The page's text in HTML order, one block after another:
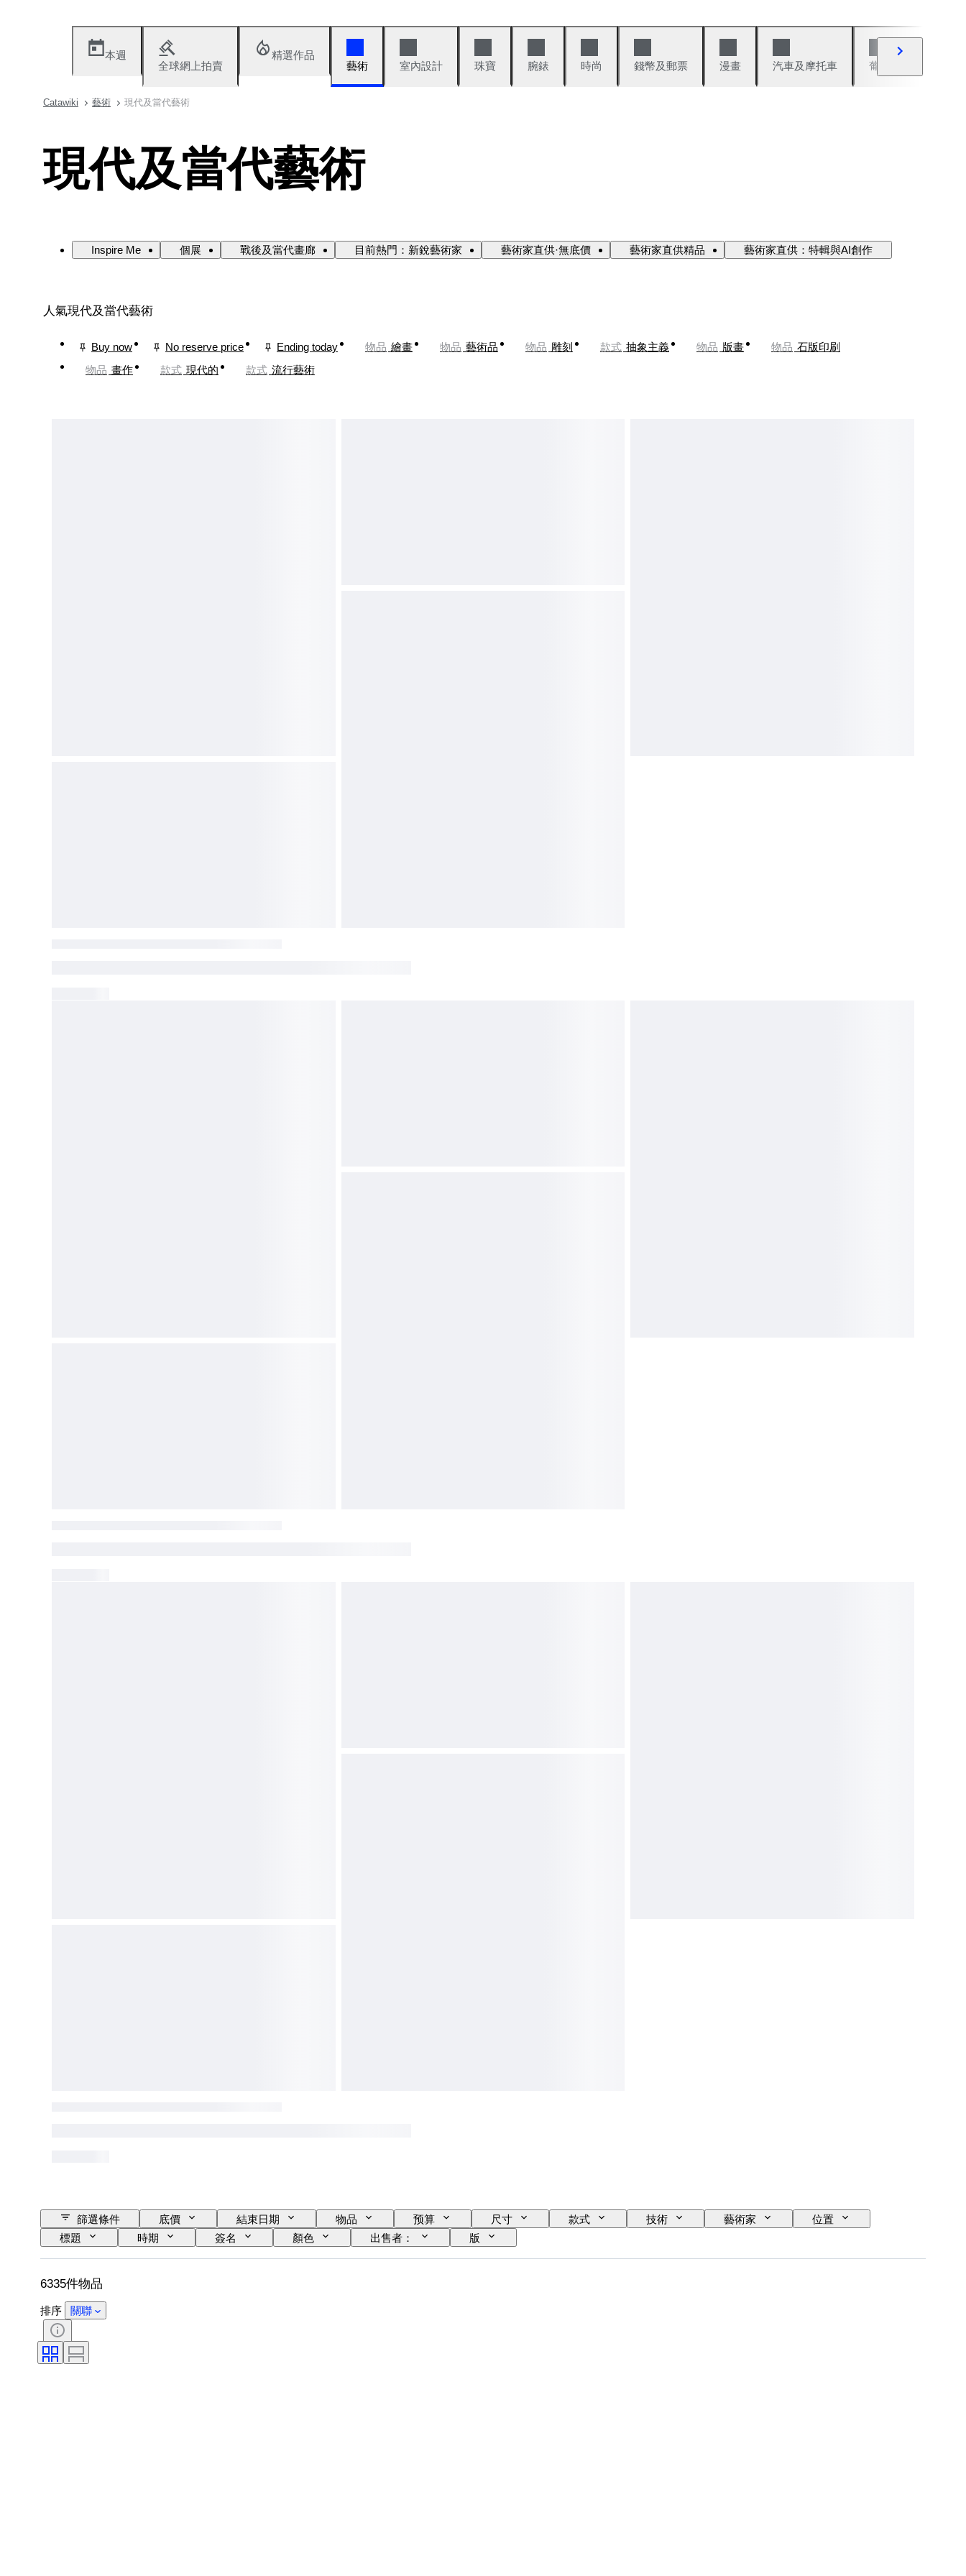
本週
全球網上拍賣
精選作品
藝術
室內設計 珠寶 腕錶 時尚 錢幣及郵票 漫畫 汽車及摩托車 葡萄酒與烈酒
Catawiki 藝術 現代及當代藝術
現代及當代藝術
Inspire Me 個展 戰後及當代畫廊 目前熱門：新銳藝術家 藝術家直供·無底價 藝術家直供精品 藝術家直供：特輯與AI創作
人氣現代及當代藝術
Buy now No reserve price Ending today 物品 繪畫 物品 藝術品 物品 雕刻 款式 抽象主義 物品 版畫 物品 石版印刷
物品 畫作 款式 現代的 款式 流行藝術
篩選條件 底價 結束日期 物品 预算 尺寸 款式 技術 藝術家
位置
標題
時期 簽名 顏色 出售者： 版
6335件物品
排序 關聯